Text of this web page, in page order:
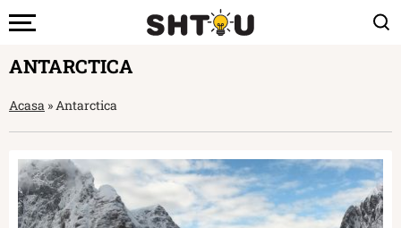
ANTARCTICA
Acasa »Antarctica